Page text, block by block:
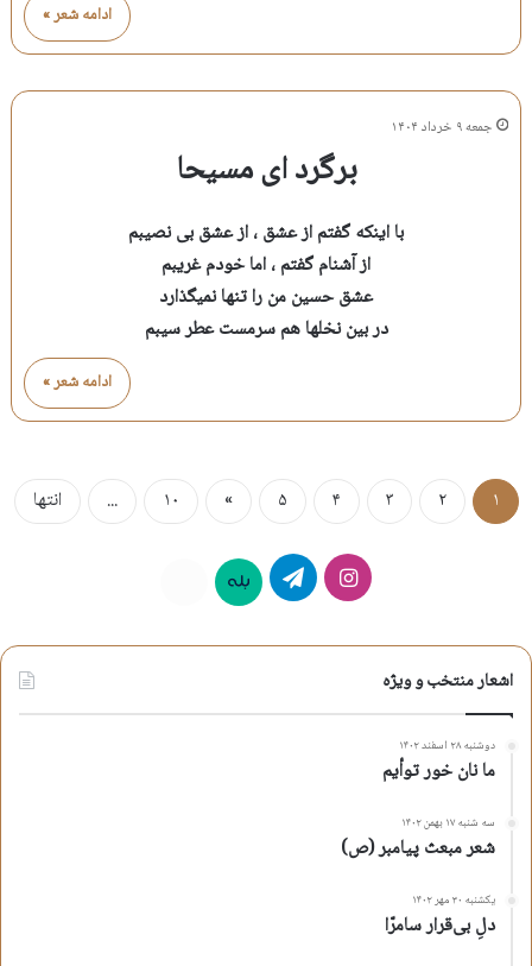
ادامه شعر »
جمعه ۹ خرداد ۱۴۰۴
برگرد ای مسیحا
با اینکه گفتم از عشق ، از عشق بی نصیبم
از آشنام گفتم ، اما خودم غریبم
عشق حسین من را تنها نمیگذارد
در بین نخلها هم سرمست عطر سیبم
ادامه شعر »
۱ ۲ ۳ ۴ ۵ » ۱۰ ... انتها
اینستاگرامتلگرام بله
اشعار منتخب و ویژه
دوشنبه ۲۸ اسفند ۱۴۰۲
ما نان خور توأیم
سه شنبه ۱۷ بهمن ۱۴۰۲
شعر مبعث پیامبر (ص)
یکشنبه ۳۰ مهر ۱۴۰۲
دلِ بی‌قرار سامرّا